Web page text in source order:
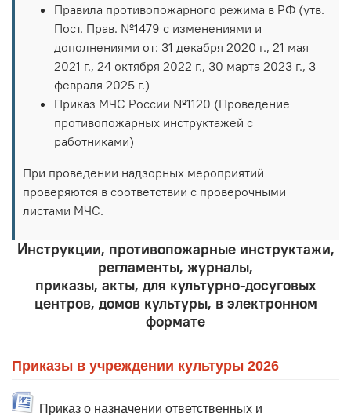
Правила противопожарного режима в РФ (утв.
Пост. Прав. №1479 с изменениями и
дополнениями от: 31 декабря 2020 г., 21 мая
2021 г., 24 октября 2022 г., 30 марта 2023 г., 3
февраля 2025 г.)
Приказ МЧС России №1120 (Проведение
противопожарных инструктажей с
работниками)
При проведении надзорных мероприятий
проверяются в соответствии с проверочными
листами МЧС.
Инструкции, противопожарные инструктажи,
регламенты, журналы,
приказы, акты, для культурно-досуговых
центров, домов культуры, в электронном
формате
Приказы в учреждении культуры 2026
Приказ о назначении ответственных и